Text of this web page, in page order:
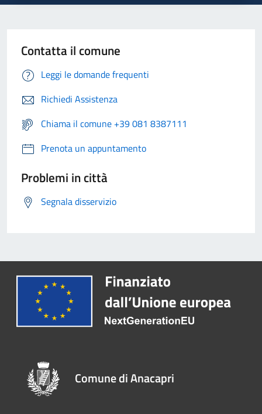
Contatta il comune
Leggi le domande frequenti
Richiedi Assistenza
Chiama il comune +39 081 8387111
Prenota un appuntamento
Problemi in città
Segnala disservizio
Comune di Anacapri